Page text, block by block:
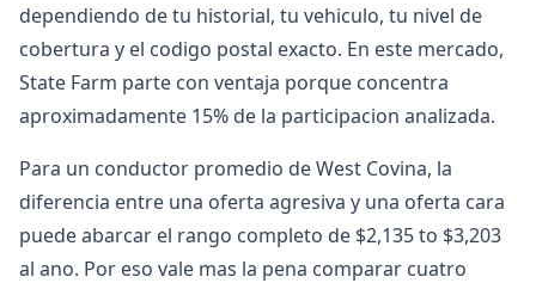
dependiendo de tu historial, tu vehiculo, tu nivel de
cobertura y el codigo postal exacto. En este mercado,
State Farm parte con ventaja porque concentra
aproximadamente 15% de la participacion analizada.
Para un conductor promedio de West Covina, la
diferencia entre una oferta agresiva y una oferta cara
puede abarcar el rango completo de $2,135 to $3,203
al ano. Por eso vale mas la pena comparar cuatro